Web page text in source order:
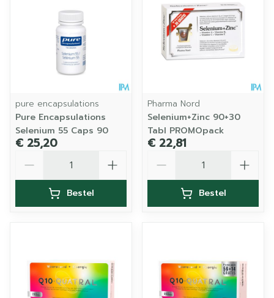
pure encapsulations
Pure Encapsulations
Selenium 55 Caps 90
€ 25,20
Bestel
Pharma Nord
Selenium+Zinc 90+30
Tabl PROMOpack
€ 22,81
Bestel